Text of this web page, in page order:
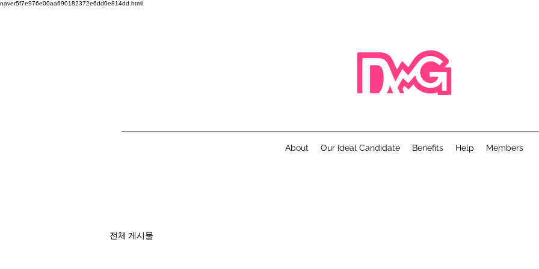
naver5f7e976e00aa690182372e6dd0e814dd.html
About Our Ideal Candidate Benefits Help Members
전체 게시물